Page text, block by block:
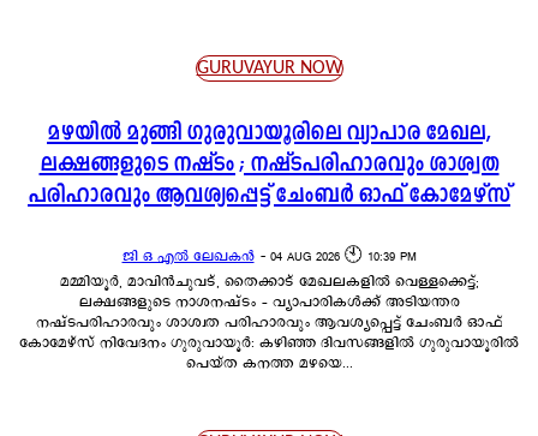
GURUVAYUR NOW
മഴയിൽ മുങ്ങി ഗുരുവായൂരിലെ വ്യാപാര മേഖല,
ലക്ഷങ്ങളുടെ നഷ്ടം ; നഷ്ടപരിഹാരവും ശാശ്വത
പരിഹാരവും ആവശ്യപ്പെട്ട് ചേംബർ ഓഫ് കോമേഴ്സ്
ജി ഒ എൽ ലേഖകൻ - 04 AUG 2026 🕙 10:39 PM
മമ്മിയൂർ, മാവിൻചുവട്, തൈക്കാട് മേഖലകളിൽ വെള്ളക്കെട്ട്;
ലക്ഷങ്ങളുടെ നാശനഷ്ടം – വ്യാപാരികൾക്ക് അടിയന്തര
നഷ്ടപരിഹാരവും ശാശ്വത പരിഹാരവും ആവശ്യപ്പെട്ട് ചേംബർ ഓഫ്
കോമേഴ്സ് നിവേദനം ഗുരുവായൂർ: കഴിഞ്ഞ ദിവസങ്ങളിൽ ഗുരുവായൂരിൽ
പെയ്ത കനത്ത മഴയെ...